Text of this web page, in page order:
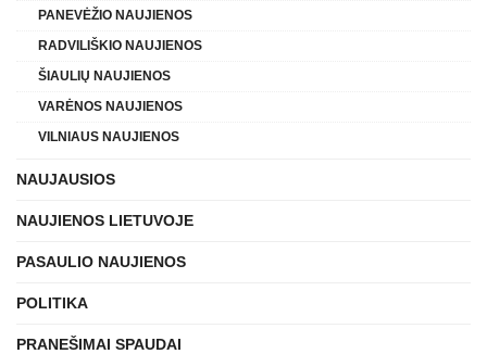
PANEVĖŽIO NAUJIENOS
RADVILIŠKIO NAUJIENOS
ŠIAULIŲ NAUJIENOS
VARĖNOS NAUJIENOS
VILNIAUS NAUJIENOS
NAUJAUSIOS
NAUJIENOS LIETUVOJE
PASAULIO NAUJIENOS
POLITIKA
PRANEŠIMAI SPAUDAI